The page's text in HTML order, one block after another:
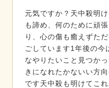
元気ですか？天中殺明
も諦め、何のために頑
り、心の傷も癒えずた
ごしています1年後の今
なやりたいこと見つか
きになれたかないい方
です天中殺も明けてこ